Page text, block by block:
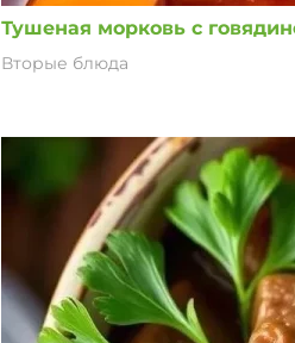
Тушеная морковь с
Вторые блюда